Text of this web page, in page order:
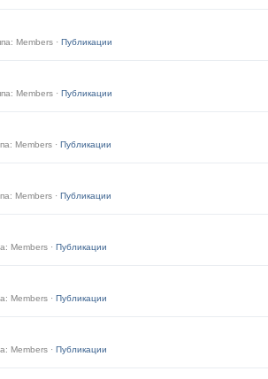
Members · Публикации
Members · Публикации
Members · Публикации
Members · Публикации
Members · Публикации
Members · Публикации
Members · Публикации